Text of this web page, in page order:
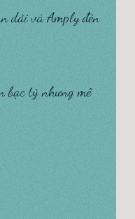
dải và Amply đèn
bạc tỷ nhưng mê